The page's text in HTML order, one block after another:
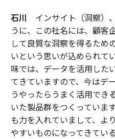
石川 インサイト（洞察）
うに、この社名には、顧客
して良質な洞察を得るため
いという思いが込められて
味では、データを活用した
てきていますので、今はデ
うやったらうまく活用でき
いた製品群をつくっていま
も力を入れていまして、よ
やすいものになってきてい